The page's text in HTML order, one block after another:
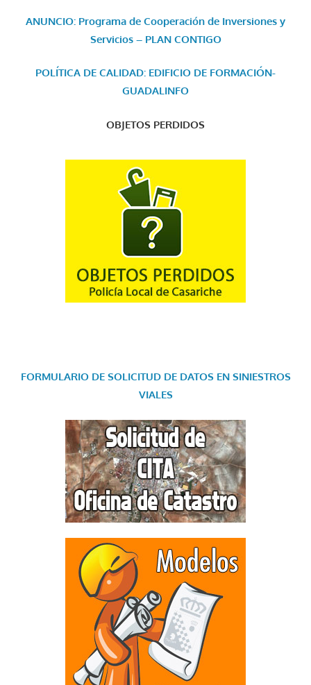
ANUNCIO: Programa de Cooperación de Inversiones y
Servicios – PLAN CONTIGO
POLÍTICA DE CALIDAD: EDIFICIO DE FORMACIÓN-
GUADALINFO
OBJETOS PERDIDOS
FORMULARIO DE SOLICITUD DE DATOS EN SINIESTROS
VIALES